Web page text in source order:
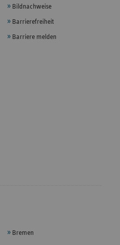
Bildnachweise
Barrierefreiheit
Barriere melden
Bremen